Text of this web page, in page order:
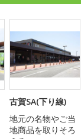
古賀SA(下り線)
地元の名物やご当
地商品を取りそろ